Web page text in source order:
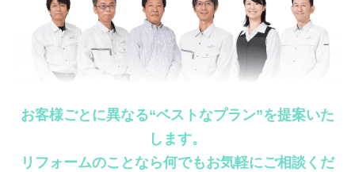
お客様ごとに異なる“ベストなプラン”を提案いた
します。
リフォームのことなら何でもお気軽にご相談くだ